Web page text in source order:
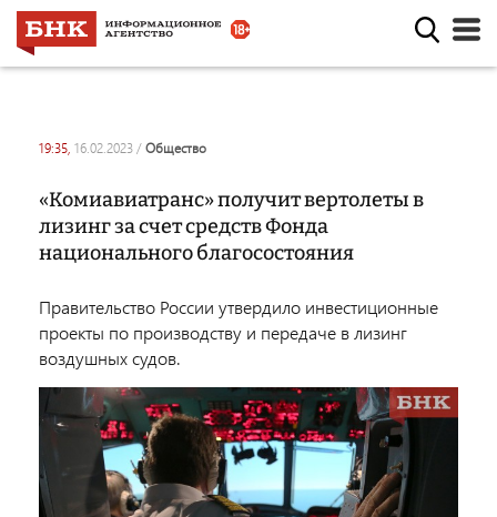
19:35, 16.02.2023 / общество
«Комиавиатранс» получит вертолеты в
лизинг за счет средств Фонда
национального благосостояния
Правительство России утвердило инвестиционные
проекты по производству и передаче в лизинг
воздушных судов.